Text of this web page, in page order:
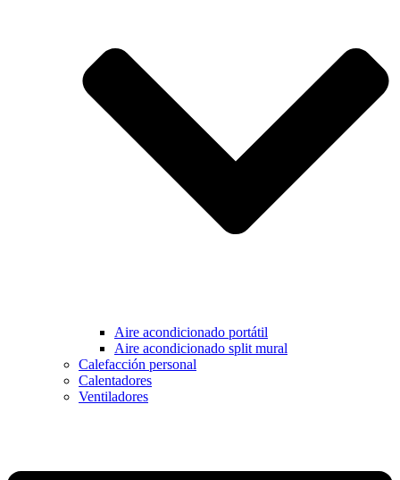
Aire acondicionado portátil
Aire acondicionado split mural
Calefacción personal
Calentadores
Ventiladores